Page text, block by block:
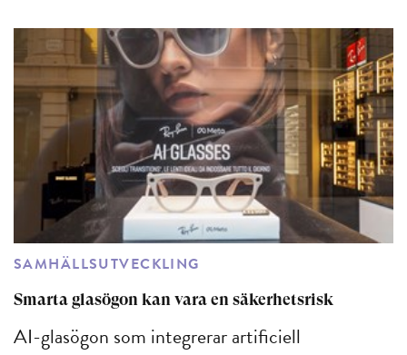
SAMHÄLLSUTVECKLING
Smarta glasögon kan vara en säkerhetsrisk
AI-glasögon som integrerar artificiell